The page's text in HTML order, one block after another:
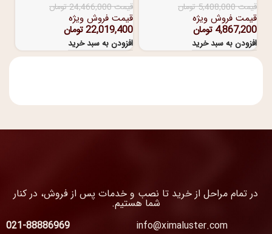
قیمت5,408,000تومان
قیمت فروش ویژه
4,867,200 تومان
افزودن به سبد خرید
قیمت24,466,000تومان
قیمت فروش ویژه
22,019,400تومان
افزودن به سبد خرید
در تمام مراحل از خرید تا نصب و خدمات پس از فروش، در کنار
شما هستیم.
info@ximaluster.com
021-88886969